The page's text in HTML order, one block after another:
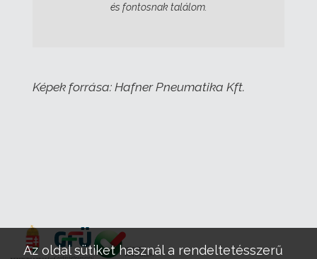
és fontosnak találom.
Képek forrása: Hafner Pneumatika Kft.
Az oldal sütiket használ a rendeltetésszerű